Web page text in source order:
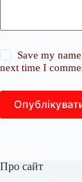
Save my
next time I
Про сайт